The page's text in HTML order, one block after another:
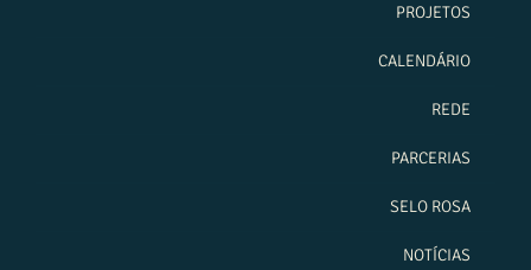
PROJETOS
CALENDÁRIO
REDE
PARCERIAS
SELO ROSA
NOTÍCIAS